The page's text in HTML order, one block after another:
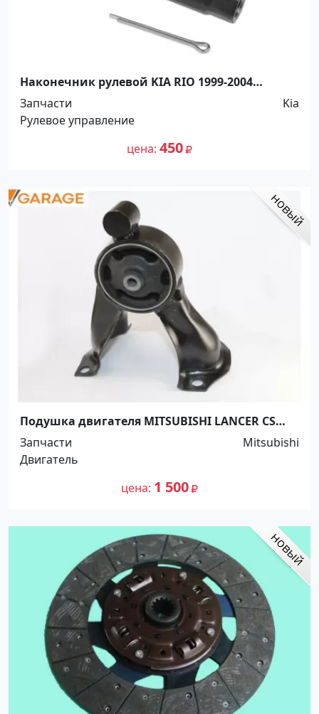
Наконечник рулевой KIA RIO 1999-2004
Краснодар
Запчасти
Kia
Рулевое управление
цена 450
Подушка двигателя MITSUBISHI LANCER CS
2000-2009г Краснодар
Запчасти
Mitsubishi
Двигатель
цена 1 500